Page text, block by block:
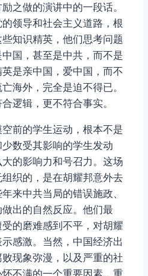
之做的演讲中的一段话。
领导和社会主义道路，根
知识精英，他们思考问题
国，甚至是中共，而不是
是亲中国，爱中国，而不
海外，完全是迫不得已。
逻辑，更不符合事实。
前的学生运动，根本不是
数受其影响的学生发动
的影响力和号召力。这场
织的，是在胡耀邦意外去
来中共当局的错误施政、
出的自然反应。他们最
的磨难感到不平，对胡耀
感激。当然，中国经济出
现象弥漫，以及严重的社
不满的一个重要因素。重